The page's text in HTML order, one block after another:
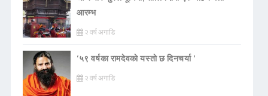
आरम्भ
२ वर्ष अगाडि
‘५९ वर्षका रामदेवकाे यस्ताे छ दिनचर्या ’
२ वर्ष अगाडि